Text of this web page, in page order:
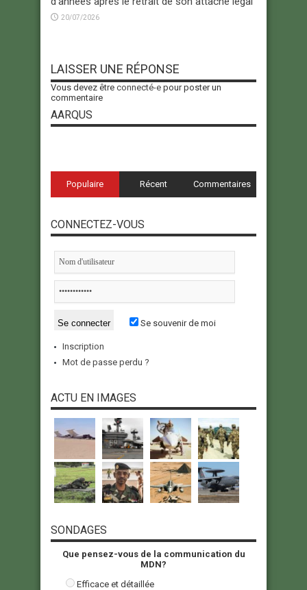
20/07/2026
LAISSER UNE RÉPONSE
Vous devez être connecté-e pour poster un
commentaire
AARQUS
Populaire Récent Commentaires
CONNECTEZ-VOUS
Se souvenir de moi
Inscription
Mot de passe perdu ?
ACTU EN IMAGES
SONDAGES
Que pensez-vous de la communication du
MDN?
Efficace et détaillée